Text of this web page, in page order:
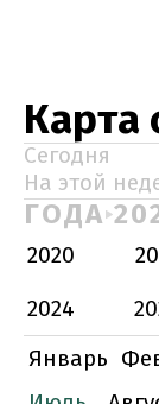
Карта
Сегодня
На этой
ГОДА
2020
2024
Январь